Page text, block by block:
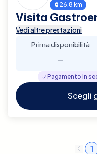
26.8 km
Visita
Vedi altre prestazioni
Prima disponibilità
-
Pagamento in
Scegli
1